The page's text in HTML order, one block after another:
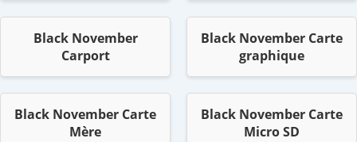
Black November
Carport
Black November Carte
graphique
Black November Carte
Mère
Black November Carte
Micro SD